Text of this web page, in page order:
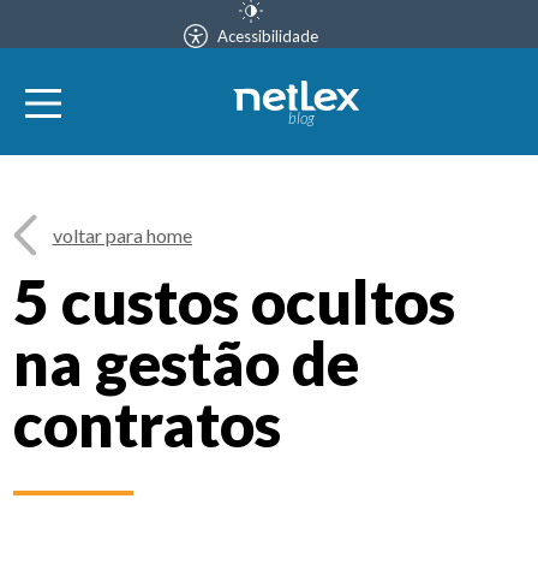
Acessibilidade
blog
voltar para home
5 custos ocultos
na gestão de
contratos